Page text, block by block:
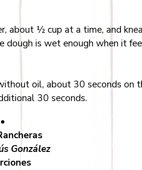
about ½ cup at a time, and
dough is wet enough when it
oil, about 30 seconds on
30 seconds.
González